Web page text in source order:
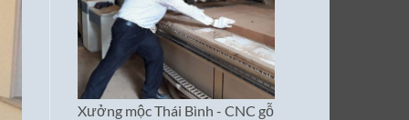
Xưởng mộc Thái Bình - CNC gỗ